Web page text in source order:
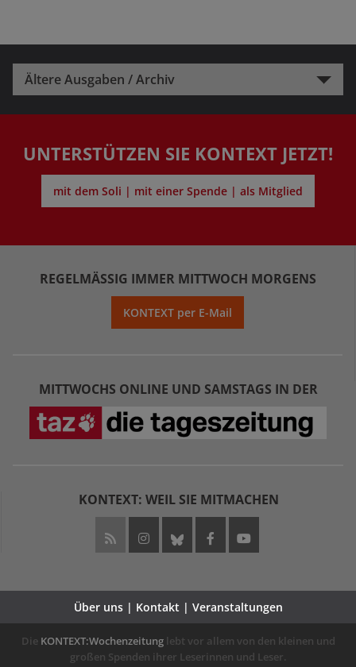
Ältere Ausgaben / Archiv
UNTERSTÜTZEN SIE KONTEXT JETZT!
mit dem Soli | mit einer Spende | als Mitglied
REGELMÄSSIG IMMER MITTWOCH MORGENS
KONTEXT per E-Mail
MITTWOCHS ONLINE UND SAMSTAGS IN DER
KONTEXT: WEIL SIE MITMACHEN
Über uns | Kontakt | Veranstaltungen
Die KONTEXT:Wochenzeitunglebt vor allem von den kleinen und
großen Spenden ihrer Leserinnen und Leser.